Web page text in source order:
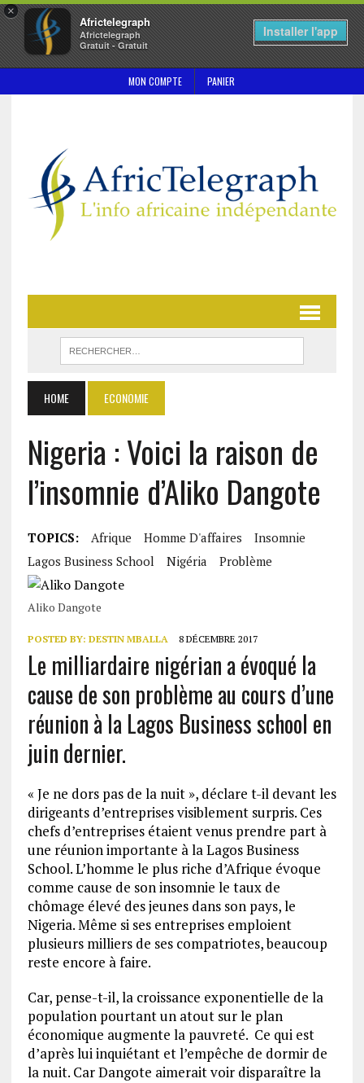
×
Africtelegraph
Africtelegraph
Gratuit - Gratuit
Installer l'app
MON COMPTE PANIER
HOME ECONOMIE
Nigeria : Voici la raison de
l’insomnie d’Aliko Dangote
TOPICS: Afrique Homme D'affaires
Insomnie
Lagos Business School
Nigéria Problème
Aliko Dangote
POSTED BY: DESTIN MBALLA 8 DÉCEMBRE 2017
Le milliardaire nigérian a évoqué la
cause de son problème au cours d’une
réunion à la Lagos Business school en
juin dernier.
« Je ne dors pas de la nuit », déclare t-il devant les
dirigeants d’entreprises visiblement surpris. Ces
chefs d’entreprises étaient venus prendre part à
une réunion importante à la Lagos Business
School. L’homme le plus riche d’Afrique évoque
comme cause de son insomnie le taux de
chômage élevé des jeunes dans son pays, le
Nigeria. Même si ses entreprises emploient
plusieurs milliers de ses compatriotes, beaucoup
reste encore à faire.
Car, pense-t-il, la croissance exponentielle de la
population pourtant un atout sur le plan
économique augmente la pauvreté. Ce qui est
d’après lui inquiétant et l’empêche de dormir de
la nuit. Car Dangote aimerait voir disparaître la